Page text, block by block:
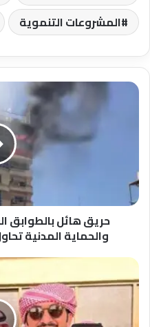
المشروعات التنموية
حريق
بسوهاج
والحماية
المدنية
الموقف
حريق هائل بالطوابق
والحماية المدنية
نادر
حمد
الزعبي..
من
شاشة